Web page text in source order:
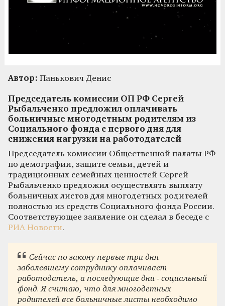
Автор: Панькович Денис
Председатель комиссии ОП РФ Сергей
Рыбальченко предложил оплачивать
больничные многодетным родителям из
Социального фонда с первого дня для
снижения нагрузки на работодателей
Председатель комиссии Общественной палаты РФ
по демографии, защите семьи, детей и
традиционных семейных ценностей Сергей
Рыбальченко предложил осуществлять выплату
больничных листов для многодетных родителей
полностью из средств Социального фонда России.
Соответствующее заявление он сделал в беседе с
РИА Новости.
Сейчас по закону первые три дня
заболевшему сотруднику оплачивает
работодатель, а последующие дни - социальный
фонд. Я считаю, что для многодетных
родителей все больничные листы необходимо